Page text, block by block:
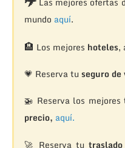
mundo aquí.
🏨 Los mejores hoteles,
💗 Reserva tu seguro de
🚁 Reserva los mejores
precio, aquí.
🚀 Reserva tu